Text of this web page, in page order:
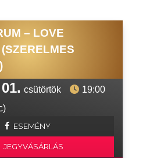
– LOVE
01. csütörtök
19:00
ESEMÉNY
JEGYVÁSÁRLÁS